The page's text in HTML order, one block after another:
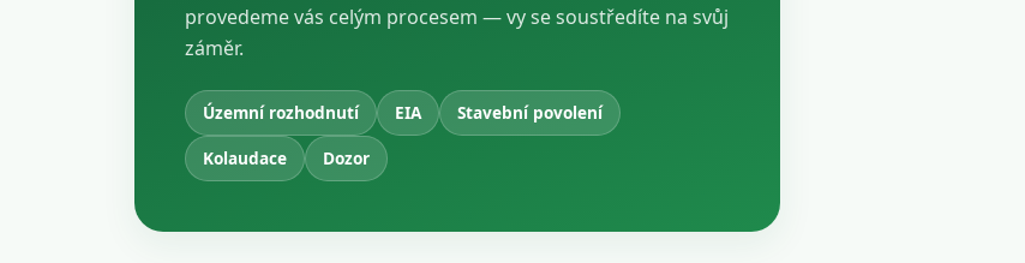
provedeme vás celým procesem — vy se soustředíte na svůj
záměr.
Územní rozhodnutí EIA
Stavební povolení
Kolaudace
Dozor